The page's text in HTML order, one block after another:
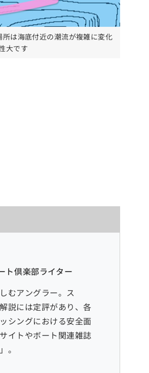
は海底付近の潮流が複雑に変化
大です
ト倶楽部ライター
むアングラー。ス
説には定評があり、各
シングにおける安全面
イトやボート関連雑誌
。